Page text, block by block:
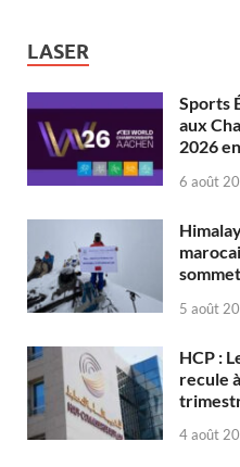
LASER
Sports
aux
2026
6 août
5 août
HCP :
recule
4 août